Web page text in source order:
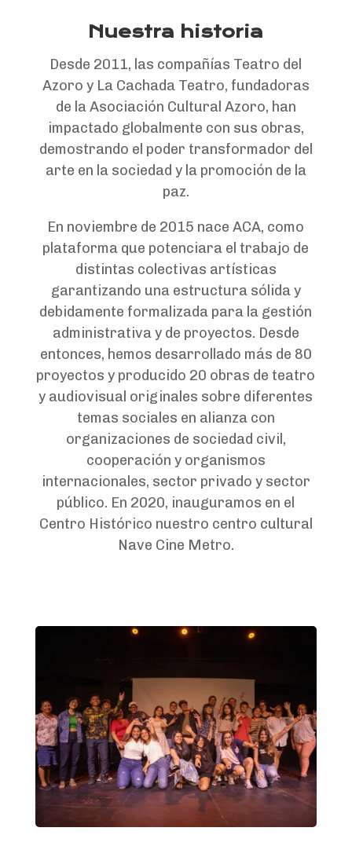
Nuestra historia
Desde 2011, las compañías Teatro del
Azoro y La Cachada Teatro, fundadoras
de la Asociación Cultural Azoro, han
impactado globalmente con sus obras,
demostrando el poder transformador del
arte en la sociedad y la promoción de la
paz.
En noviembre de 2015 nace ACA, como
plataforma que potenciara el trabajo de
distintas colectivas artísticas
garantizando una estructura sólida y
debidamente formalizada para la gestión
administrativa y de proyectos. Desde
entonces, hemos desarrollado más de 80
proyectos y producido 20 obras de teatro
y audiovisual originales sobre diferentes
temas sociales en alianza con
organizaciones de sociedad civil,
cooperación y organismos
internacionales, sector privado y sector
público. En 2020, inauguramos en el
Centro Histórico nuestro centro cultural
Nave Cine Metro.